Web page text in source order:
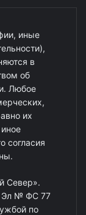
иные
в
об
Любое
их
согласия
Север».
Эл № ФС 77
по